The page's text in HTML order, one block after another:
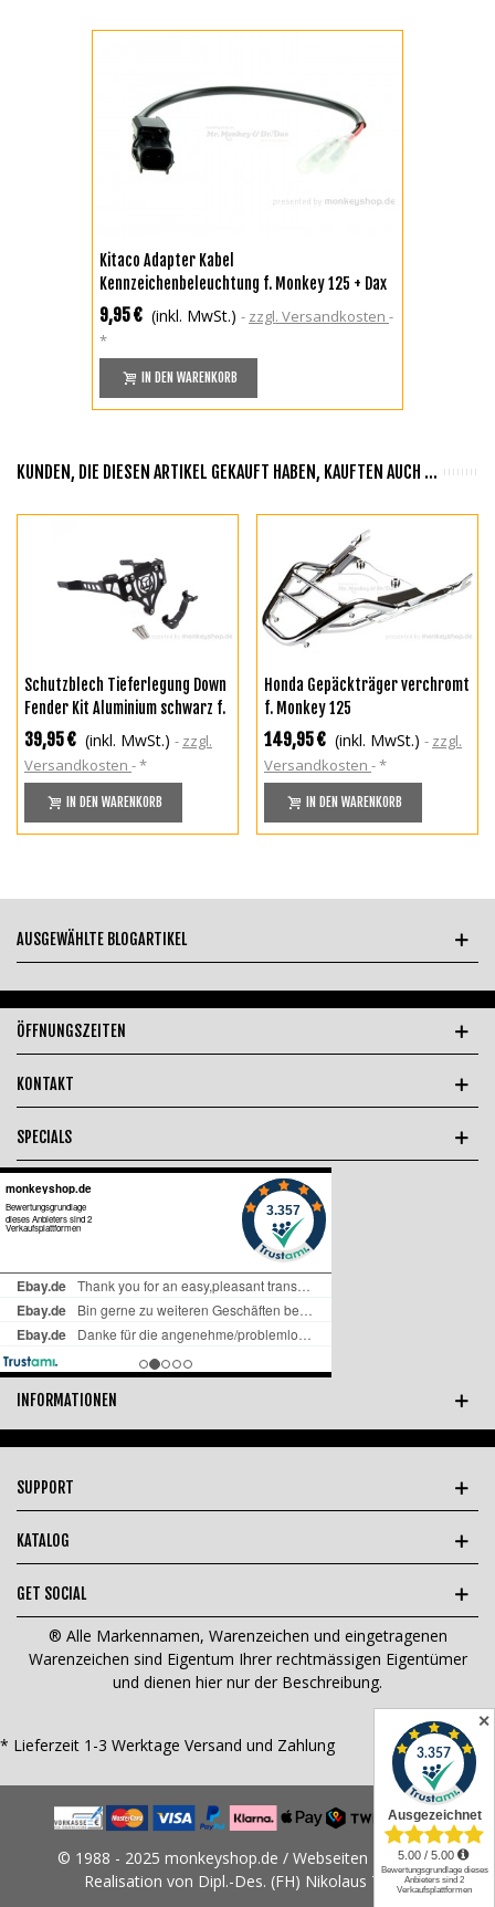
Kitaco Adapter Kabel
Kennzeichenbeleuchtung f. Monkey 125 + Dax
125
9,95 € (inkl. MwSt.)
zzgl. Versandkosten
*
IN DEN WARENKORB
KUNDEN, DIE DIESEN ARTIKEL GEKAUFT HABEN, KAUFTEN AUCH ...
Schutzblech Tieferlegung Down
Fender Kit Aluminium schwarz f.
Monkey 125
39,95 € (inkl. MwSt.)
zzgl.
Versandkosten
*
IN DEN WARENKORB
Honda Gepäckträger verchromt
f. Monkey 125
149,95 € (inkl. MwSt.)
zzgl.
Versandkosten
*
IN DEN WARENKORB
AUSGEWÄHLTE BLOGARTIKEL
ÖFFNUNGSZEITEN
KONTAKT
SPECIALS
✕
INFORMATIONEN
SUPPORT
KATALOG
GET SOCIAL
® Alle Markennamen, Warenzeichen und eingetragenen
Warenzeichen sind Eigentum Ihrer rechtmässigen Eigentümer
und dienen hier nur der Beschreibung.
* Lieferzeit 1-3 Werktage Versand und Zahlung
© 1988 - 2025 monkeyshop.de / Webseiten Design &
Realisation von Dipl.-Des. (FH) Nikolaus Tams